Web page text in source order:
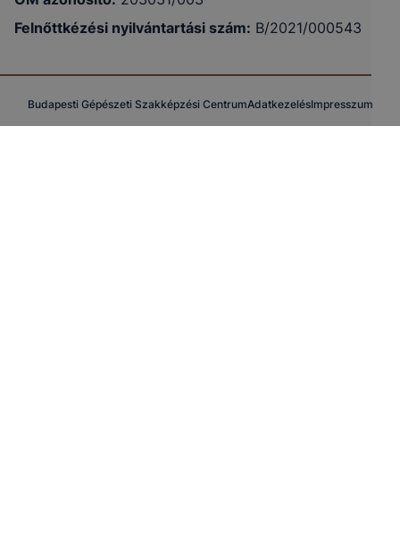
Felnőttkézési nyilvántartási szám: B/2021/000543
Budapesti Gépészeti Szakképzési CentrumAdatkezelésImpresszum